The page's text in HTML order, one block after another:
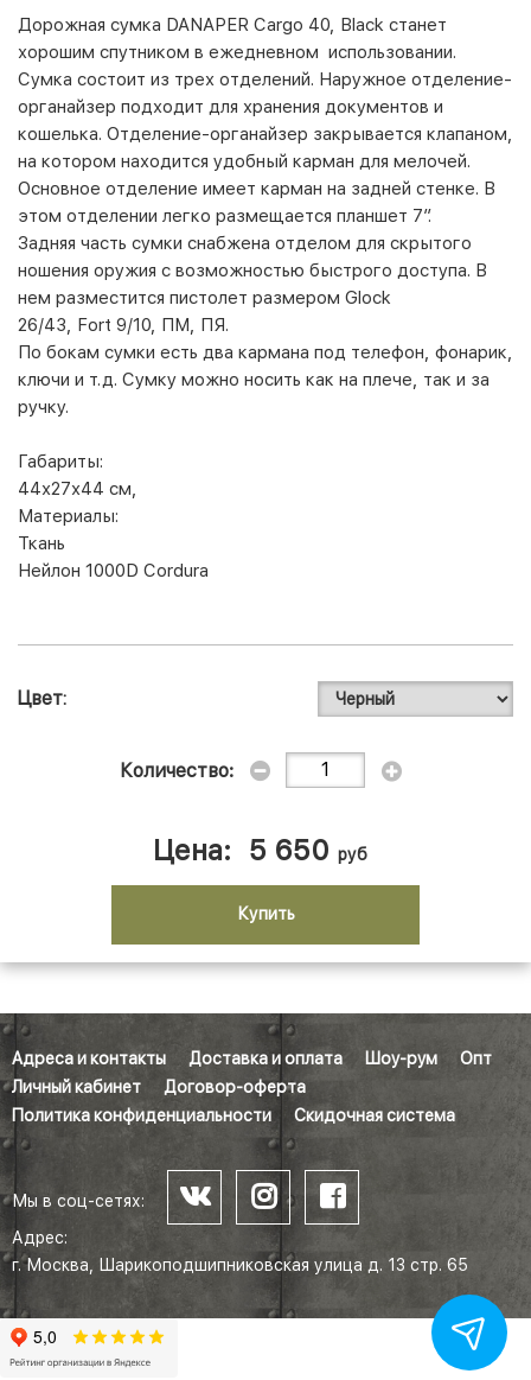
Дорожная сумка DANAPER Cargo 40, Black станет
хорошим спутником в ежедневном использовании.
Сумка состоит из трех отделений. Наружное отделение-
органайзер подходит для хранения документов и
кошелька. Отделение-органайзер закрывается клапаном,
на котором находится удобный карман для мелочей.
Основное отделение имеет карман на задней стенке. В
этом отделении легко размещается планшет 7”.
Задняя часть сумки снабжена отделом для скрытого
ношения оружия с возможностью быстрого доступа. В
нем разместится пистолет размером Glock
26/43, Fort 9/10, ПМ, ПЯ.
По бокам сумки есть два кармана под телефон, фонарик,
ключи и т.д. Сумку можно носить как на плече, так и за
ручку.
Габариты:
44х27х44 см,
Материалы:
Ткань
Нейлон 1000D Cordura
Цвет
Количество:
Цена: 5 650 руб
Купить
Адреса и контакты Доставка и оплата Шоу-рум
Опт
Личный кабинет
Договор-оферта
Политика конфиденциальности
Скидочная система
Мы в соц-сетях:
Адрес:
г. Москва, Шарикоподшипниковская улица д. 13 стр. 65